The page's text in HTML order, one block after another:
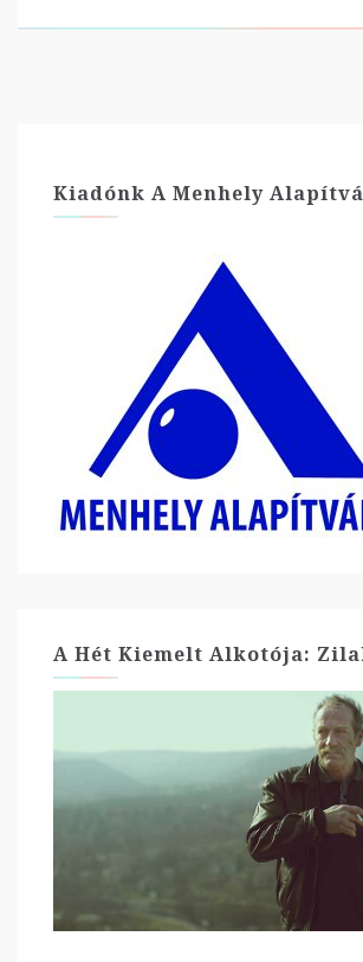
Kiadónk A Menhely
A Hét Kiemelt Alkotója: